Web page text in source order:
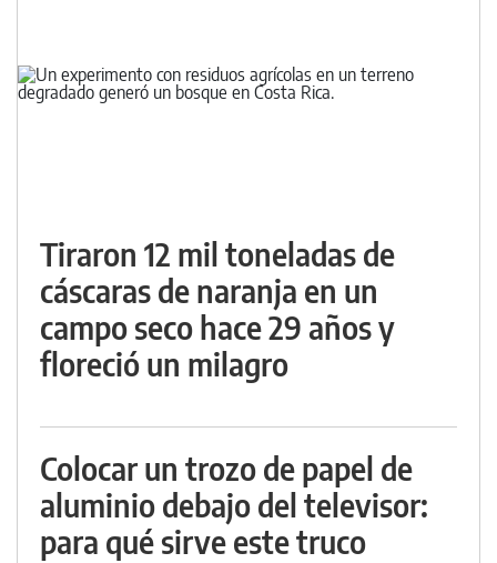
Tiraron 12 mil toneladas de
cáscaras de naranja en un
campo seco hace 29 años y
floreció un milagro
Colocar un trozo de papel de
aluminio debajo del televisor:
para qué sirve este truco